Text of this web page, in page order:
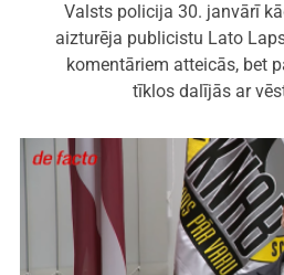
Valsts policija 30. janvārī
aizturēja publicistu Lato
komentāriem atteicās, bet
tīklos dalījās ar